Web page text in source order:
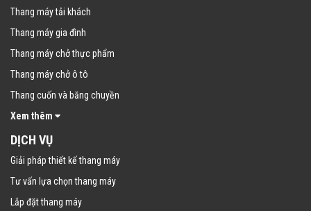
Thang máy tải khách
Thang máy gia đình
Thang máy chở thực phẩm
Thang máy chở ô tô
Thang cuốn và băng chuyền
Xem thêm
DỊCH VỤ
Giải pháp thiết kế thang máy
Tư vấn lựa chọn thang máy
Lắp đặt thang máy